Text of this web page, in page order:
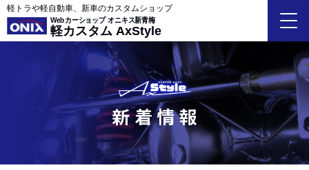
軽トラや軽自動車、新車のカスタムショップ
Webカーショップ オニキス新青梅
軽カスタム AxStyle
新着情報